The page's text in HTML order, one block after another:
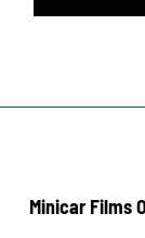
Minicar Films